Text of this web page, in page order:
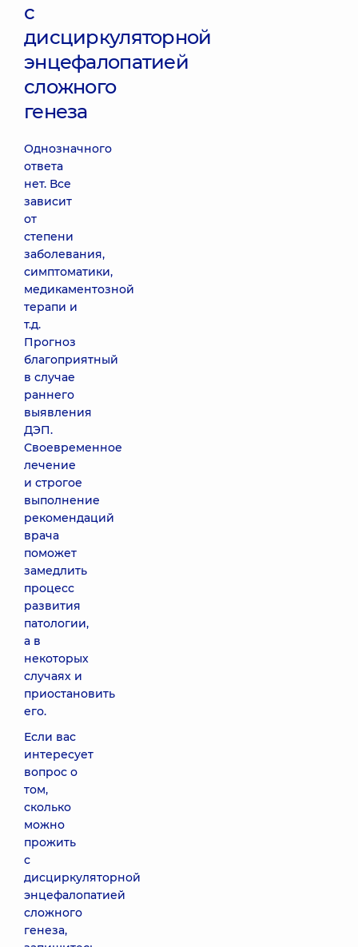
с
дисциркуляторной
энцефалопатией
сложного
генеза
Однозначного
ответа
нет. Все
зависит
от
степени
заболевания,
симптоматики,
медикаментозной
терапи и
т.д.
Прогноз
благоприятный
в случае
раннего
выявления
ДЭП.
Своевременное
лечение
и строгое
выполнение
рекомендаций
врача
поможет
замедлить
процесс
развития
патологии,
а в
некоторых
случаях и
приостановить
его.
Если вас
интересует
вопрос о
том,
сколько
можно
прожить
с
дисциркуляторной
энцефалопатией
сложного
генеза,